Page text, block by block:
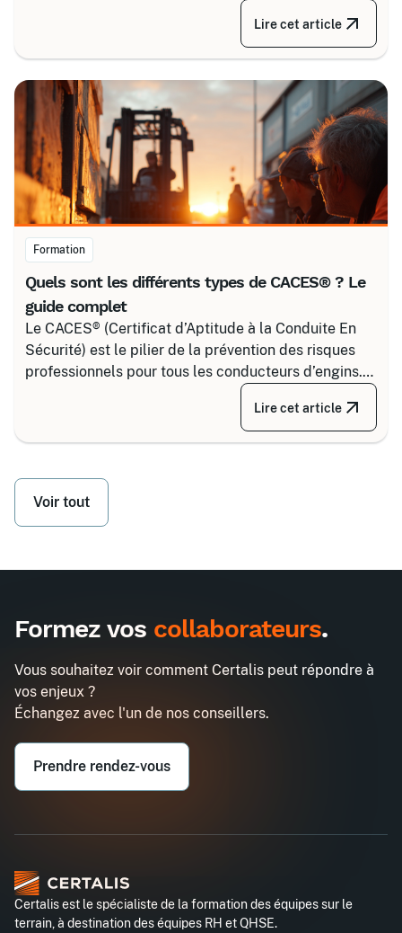
courant. Certalis vous accompagne avec des
formations sur-mesure, initiales ou de recyclage,
pour maîtriser tous les niveaux de sécurité, du
tension.
Lire cet article
Formation
Quels sont les différents types de CACES® ? Le
guide complet
Le CACES® (Certificat d’Aptitude à la Conduite En
Sécurité) est le pilier de la prévention des risques
professionnels pour tous les conducteurs d’engins.
Depuis la réforme de 2020, il s’articule autour de 8
grandes familles d’équipements, divisées selon
Lire cet article
Voir tout
Formez vos collaborateurs.
Vous souhaitez voir comment Certalis peut répondre à
vos enjeux ?
Échangez avec l'un de nos conseillers.
Prendre rendez-vous
Certalis est le spécialiste de la formation des équipes sur le
terrain, à destination des équipes RH et QHSE.